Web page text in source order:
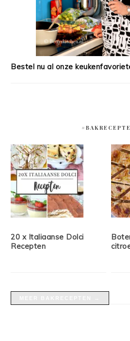
Bestel nu al onze
20 x Italiaanse Dolci
Recepten